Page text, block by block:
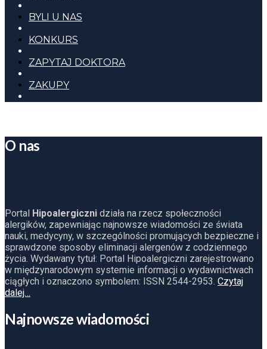
BYLI U NAS
KONKURS
ZAPYTAJ DOKTORA
ZAKUPY
O nas
Portal Hipoalergiczni działa na rzecz społeczności
alergików, zapewniając najnowsze wiadomości ze świata
nauki, medycyny, w szczególności promujących bezpieczne i
sprawdzone sposoby eliminacji alergenów z codziennego
życia. Wydawany tytuł: Portal Hipoalergiczni zarejestrowano
w międzynarodowym systemie informacji o wydawnictwach
ciągłych i oznaczono symbolem: ISSN 2544-2953. Czytaj
dalej…
Najnowsze wiadomości